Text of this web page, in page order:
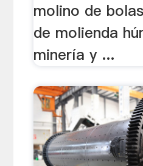
molino de
de molienda
minería y ...